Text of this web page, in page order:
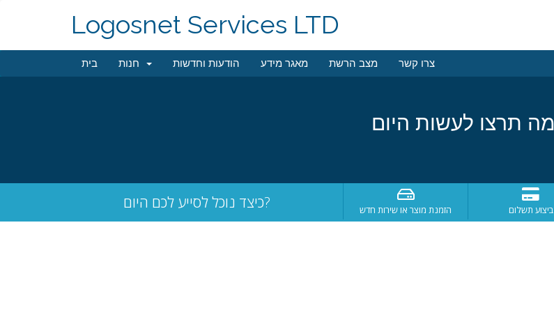
Logosnet Services LTD
בית הודעות וחדשות מאגר מידע מצב הרשת צרו קשר
כיצד נוכל לסייע לכם היום? הזמנת מוצר או שירות חדש ביצוע תשלום